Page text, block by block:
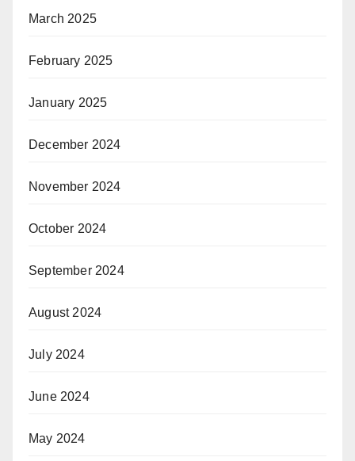
March 2025
February 2025
January 2025
December 2024
November 2024
October 2024
September 2024
August 2024
July 2024
June 2024
May 2024